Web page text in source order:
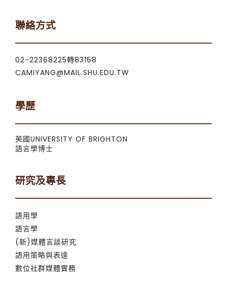
聯絡方式
02-22368225轉83168
CAMIYANG@MAIL.SHU.EDU.TW
學歷
英國UNIVERSITY OF BRIGHTON
語言學博士
研究及專長
語用學
語言學
(新)媒體言談研究
語用策略與表達
數位社群媒體實務